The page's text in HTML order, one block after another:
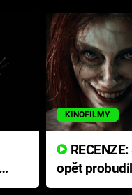
KINOFILMY
opět
přichází s